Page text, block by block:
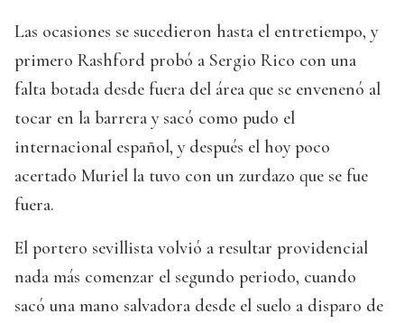
Las ocasiones se sucedieron hasta el entretiempo, y
primero Rashford probó a Sergio Rico con una
falta botada desde fuera del área que se envenenó al
tocar en la barrera y sacó como pudo el
internacional español, y después el hoy poco
acertado Muriel la tuvo con un zurdazo que se fue
fuera.
El portero sevillista volvió a resultar providencial
nada más comenzar el segundo periodo, cuando
sacó una mano salvadora desde el suelo a disparo de